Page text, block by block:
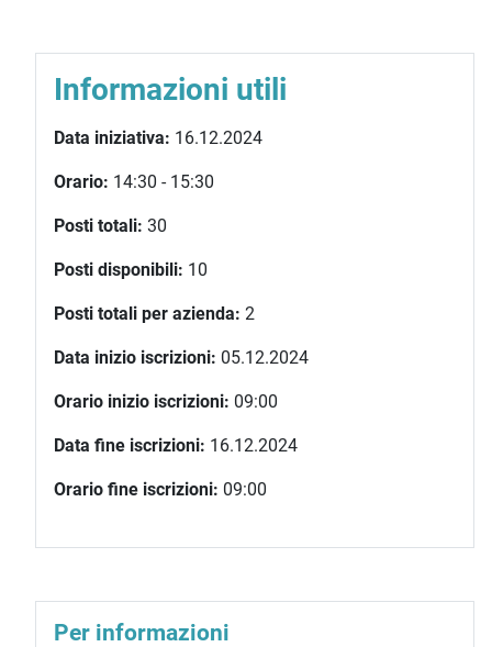
Informazioni utili
Data iniziativa: 16.12.2024
Orario: 14:30 - 15:30
Posti totali: 30
Posti disponibili: 10
Posti totali per azienda: 2
Data inizio iscrizioni: 05.12.2024
Orario inizio iscrizioni: 09:00
Data fine iscrizioni: 16.12.2024
Orario fine iscrizioni: 09:00
Per informazioni